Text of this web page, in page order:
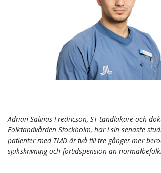
Adrian Salinas Fredricson, ST-tandläkare och
Folktandvården Stockholm, har i sin senaste
patienter med TMD är två till tre gånger mer
sjukskrivning och förtidspension än